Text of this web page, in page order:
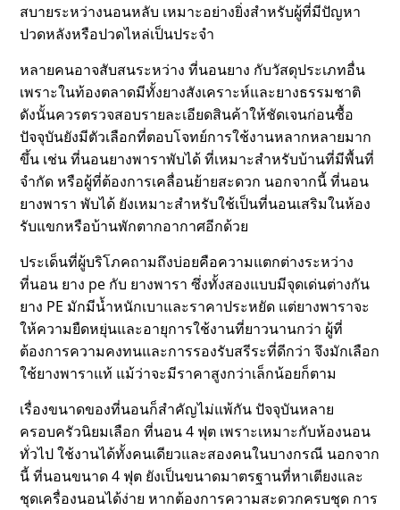
สบายระหว่างนอนหลับ เหมาะอย่างยิ่งสำหรับผู้ที่มีปัญหา
ปวดหลังหรือปวดไหล่เป็นประจำ
หลายคนอาจสับสนระหว่าง ที่นอนยาง กับวัสดุประเภทอื่น
เพราะในท้องตลาดมีทั้งยางสังเคราะห์และยางธรรมชาติ
ดังนั้นควรตรวจสอบรายละเอียดสินค้าให้ชัดเจนก่อนซื้อ
ปัจจุบันยังมีตัวเลือกที่ตอบโจทย์การใช้งานหลากหลายมาก
ขึ้น เช่น ที่นอนยางพาราพับได้ ที่เหมาะสำหรับบ้านที่มีพื้นที่
จำกัด หรือผู้ที่ต้องการเคลื่อนย้ายสะดวก นอกจากนี้ ที่นอน
ยางพารา พับได้ ยังเหมาะสำหรับใช้เป็นที่นอนเสริมในห้อง
รับแขกหรือบ้านพักตากอากาศอีกด้วย
ประเด็นที่ผู้บริโภคถามถึงบ่อยคือความแตกต่างระหว่าง
ที่นอน ยาง pe กับ ยางพารา ซึ่งทั้งสองแบบมีจุดเด่นต่างกัน
ยาง PE มักมีน้ำหนักเบาและราคาประหยัด แต่ยางพาราจะ
ให้ความยืดหยุ่นและอายุการใช้งานที่ยาวนานกว่า ผู้ที่
ต้องการความคงทนและการรองรับสรีระที่ดีกว่า จึงมักเลือก
ใช้ยางพาราแท้ แม้ว่าจะมีราคาสูงกว่าเล็กน้อยก็ตาม
เรื่องขนาดของที่นอนก็สำคัญไม่แพ้กัน ปัจจุบันหลาย
ครอบครัวนิยมเลือก ที่นอน 4 ฟุต เพราะเหมาะกับห้องนอน
ทั่วไป ใช้งานได้ทั้งคนเดียวและสองคนในบางกรณี นอกจาก
นี้ ที่นอนขนาด 4 ฟุต ยังเป็นขนาดมาตรฐานที่หาเตียงและ
ชุดเครื่องนอนได้ง่าย หากต้องการความสะดวกครบชุด การ